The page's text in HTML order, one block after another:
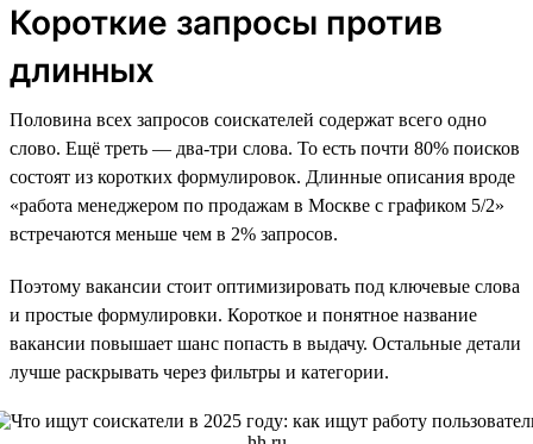
Короткие запросы против
длинных
Половина всех запросов соискателей содержат всего одно
слово. Ещё треть — два-три слова. То есть почти 80% поисков
состоят из коротких формулировок. Длинные описания вроде
«работа менеджером по продажам в Москве с графиком 5/2»
встречаются меньше чем в 2% запросов.
Поэтому вакансии стоит оптимизировать под ключевые слова
и простые формулировки. Короткое и понятное название
вакансии повышает шанс попасть в выдачу. Остальные детали
лучше раскрывать через фильтры и категории.